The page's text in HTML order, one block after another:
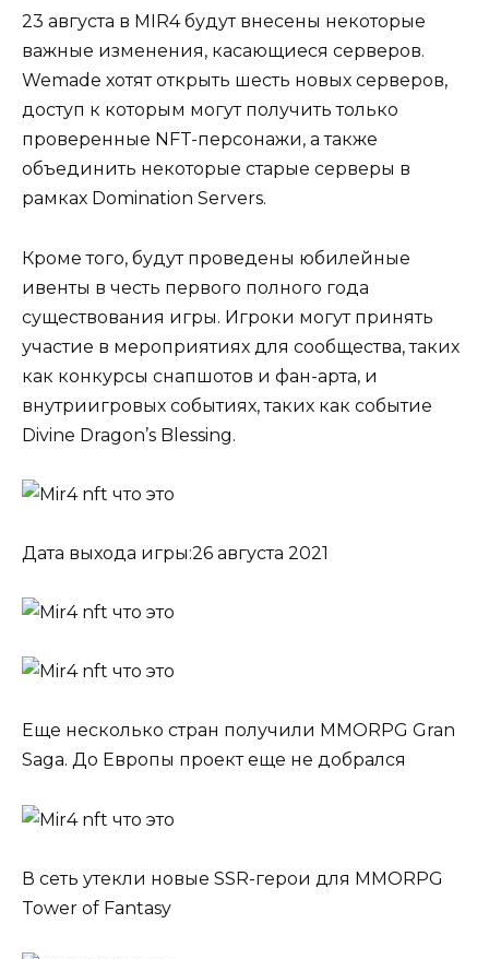
23 августа в MIR4 будут внесены некоторые
важные изменения, касающиеся серверов.
Wemade хотят открыть шесть новых серверов,
доступ к которым могут получить только
проверенные NFT-персонажи, а также
объединить некоторые старые серверы в
рамках Domination Servers.
Кроме того, будут проведены юбилейные
ивенты в честь первого полного года
существования игры. Игроки могут принять
участие в мероприятиях для сообщества, таких
как конкурсы снапшотов и фан-арта, и
внутриигровых событиях, таких как событие
Divine Dragon’s Blessing.
Дата выхода игры:26 августа 2021
Еще несколько стран получили MMORPG Gran
Saga. До Европы проект еще не добрался
В сеть утекли новые SSR-герои для MMORPG
Tower of Fantasy